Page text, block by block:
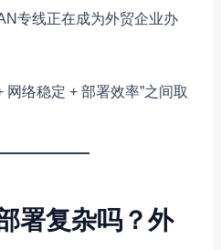
专线正在成为外贸企业办
网络稳定 + 部署效率”之间取
署复杂吗？外